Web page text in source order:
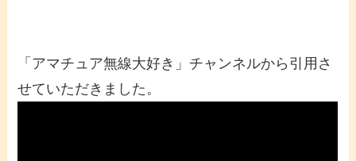
「アマチュア無線大好き」チャンネルから引用さ
せていただきました。